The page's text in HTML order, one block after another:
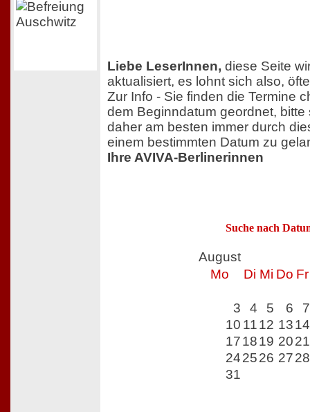
Liebe LeserInnen, diese Seite
aktualisiert, es lohnt sich also,
Zur Info - Sie finden die Termine
dem Beginndatum geordnet, bitte
daher am besten immer durch
einem bestimmten Datum zu
Ihre AVIVA-Berlinerinnen
Suche nach
August
Mo
Di Mi Do Fr
3 4 5 6
7
10 1112 1314
171819 2021
242526 2728
31